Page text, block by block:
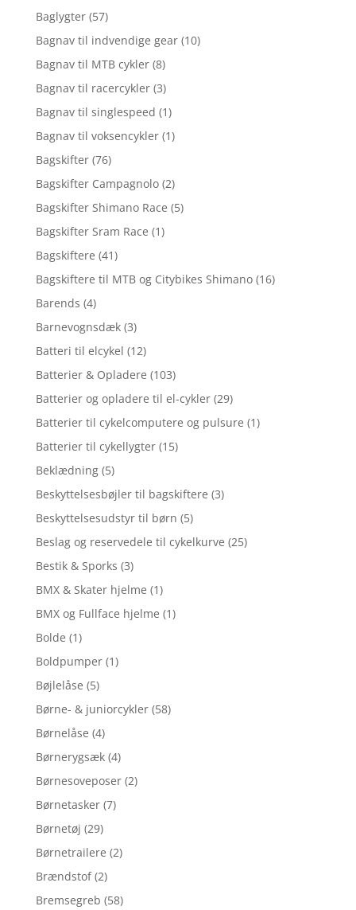
Baglygter (57)
Bagnav til indvendige gear (10)
Bagnav til MTB cykler (8)
Bagnav til racercykler (3)
Bagnav til singlespeed (1)
Bagnav til voksencykler (1)
Bagskifter (76)
Bagskifter Campagnolo (2)
Bagskifter Shimano Race (5)
Bagskifter Sram Race (1)
Bagskiftere (41)
Bagskiftere til MTB og Citybikes Shimano (16)
Barends (4)
Barnevognsdæk (3)
Batteri til elcykel (12)
Batterier & Opladere (103)
Batterier og opladere til el-cykler (29)
Batterier til cykelcomputere og pulsure (1)
Batterier til cykellygter (15)
Beklædning (5)
Beskyttelsesbøjler til bagskiftere (3)
Beskyttelsesudstyr til børn (5)
Beslag og reservedele til cykelkurve (25)
Bestik & Sporks (3)
BMX & Skater hjelme (1)
BMX og Fullface hjelme (1)
Bolde (1)
Boldpumper (1)
Bøjlelåse (5)
Børne- & juniorcykler (58)
Børnelåse (4)
Børnerygsæk (4)
Børnesoveposer (2)
Børnetasker (7)
Børnetøj (29)
Børnetrailere (2)
Brændstof (2)
Bremsegreb (58)